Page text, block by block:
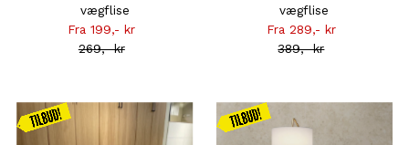
vægflise
Tilbudsprisen
Fra 199,- kr
Normal
269,- kr
vægflise
Tilbudsprisen
Fra 289,- kr
Normal
389,- kr
Kampagnen
Kampagnen